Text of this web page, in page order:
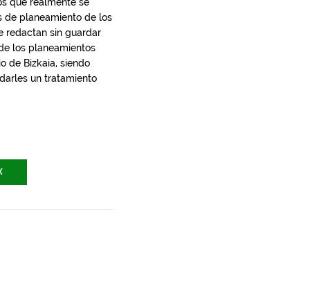
de planeamiento de los
redactan sin guardar
los planeamientos
de Bizkaia, siendo
un tratamiento